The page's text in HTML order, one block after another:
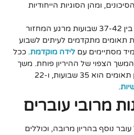
ומהן הסוגיות הייחודיות
משך הריון יחיד תקין נע בין 37-42 שבועות מרגע המחזור
תאומים מתקדמים לעיתים לשבוע
מסתיימים עם לידה מוקדמת. ככל
הצפוי של ההיריון פוחת. משך
הזמן הממוצע של הריון תאומים הוא 35 שבועות, ו-22
.
מרובי עוברים
נוסף בהריון מרובה, וכוללים